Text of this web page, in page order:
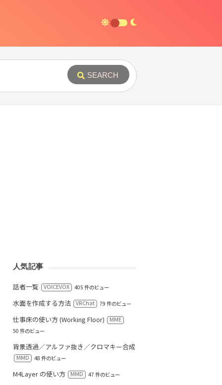
SEARCH
人気記事
話者一覧 VOICEVOX 405 件のビュー
水面を作成する方法 VRChat 79 件のビュー
仕事床の使い方 (Working Floor)
MME
50 件のビュー
背景透過／アルファ抜き／クロマキー合成
MMD 48 件のビュー
M4Layer の使い方 MMD 47 件のビュー